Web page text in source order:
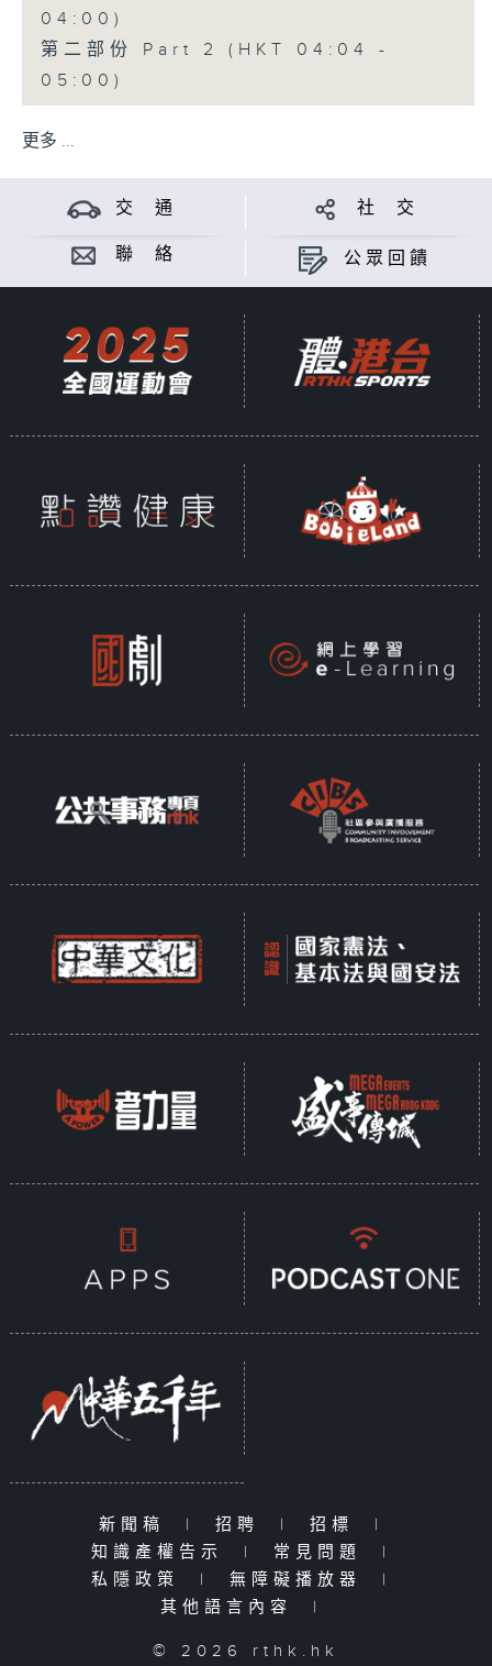
04:00)
第二部份 Part 2 (HKT 04:04 -
05:00)
更多 ...
交 通 社 交
聯 絡 公眾回饋
新聞稿 | 招聘 | 招標
|
知識產權告示
| 常見問題
|
私隱政策
| 無障礙播放器
|
其他語言內容
|
© 2026 rthk.hk